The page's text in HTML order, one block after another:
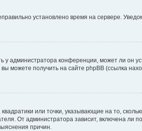
установлено время на сервере.
у администратора конференции, может ли он
можете получить на сайте phpBB (ссылка
или точки, указывающие на то,
От администратора зависит, включена ли
причин.